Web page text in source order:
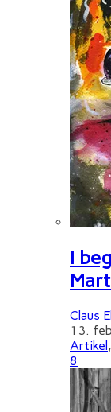
I
Claus
13.
Artikel,
8